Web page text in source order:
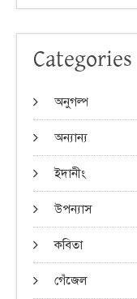
Categories
অনুগল্প
অন্যান্য
ইদানীং
উপন্যাস
কবিতা
গেঁজেল